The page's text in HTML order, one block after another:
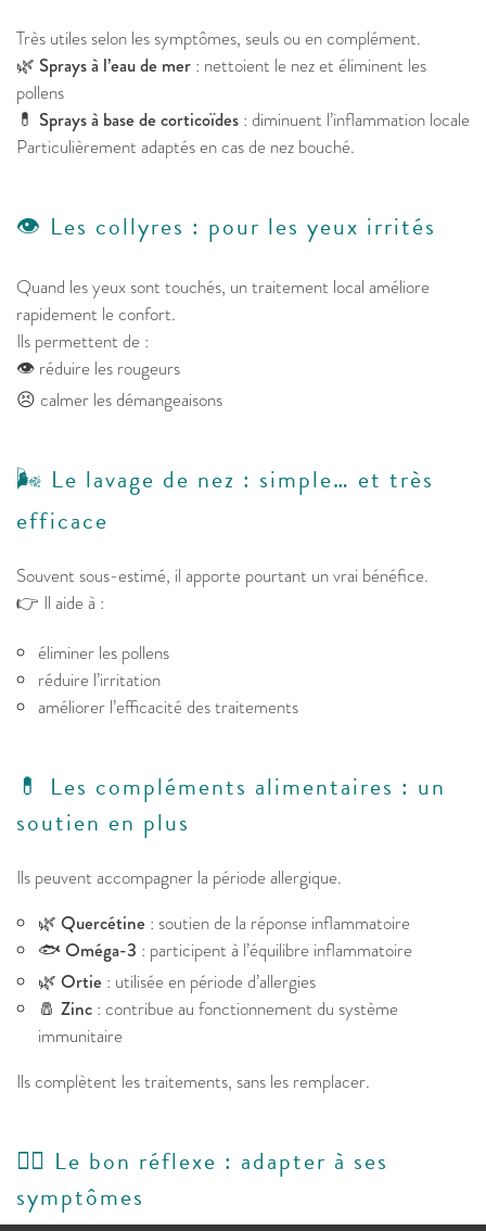
Très utiles selon les symptômes, seuls ou en complément.
🌿 Sprays à l’eau de mer : nettoient le nez et éliminent les
pollens
💊 Sprays à base de corticoïdes : diminuent l’inflammation locale
Particulièrement adaptés en cas de nez bouché.
👁️ Les collyres : pour les yeux irrités
Quand les yeux sont touchés, un traitement local améliore
rapidement le confort.
Ils permettent de :
👁️ réduire les rougeurs
😣 calmer les démangeaisons
🌬️ Le lavage de nez : simple… et très
efficace
Souvent sous-estimé, il apporte pourtant un vrai bénéfice.
👉 Il aide à :
éliminer les pollens
réduire l’irritation
améliorer l’efficacité des traitements
💊 Les compléments alimentaires : un
soutien en plus
Ils peuvent accompagner la période allergique.
🌿 Quercétine : soutien de la réponse inflammatoire
🐟 Oméga-3 : participent à l’équilibre inflammatoire
🌿 Ortie : utilisée en période d’allergies
🧂 Zinc : contribue au fonctionnement du système
immunitaire
Ils complètent les traitements, sans les remplacer.
👩‍⚕️ Le bon réflexe : adapter à ses
symptômes